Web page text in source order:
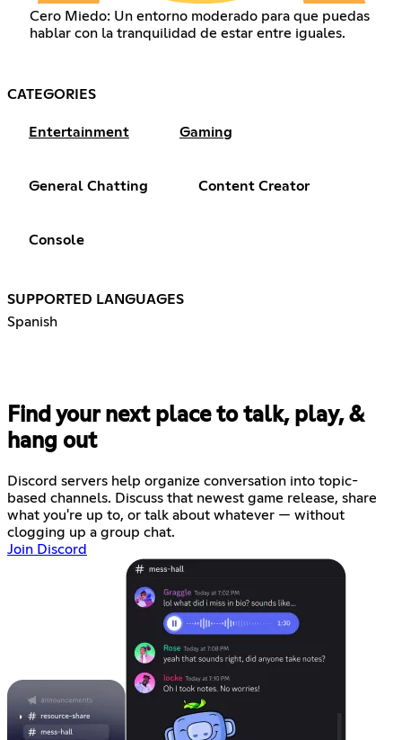
Cero Miedo: Un entorno moderado para que puedas
hablar con la tranquilidad de estar entre iguales.
CATEGORIES
Entertainment Gaming
General Chatting Content Creator
Console
SUPPORTED LANGUAGES
Spanish
Find your next place to talk, play, &
hang out
Discord servers help organize conversation into topic-
based channels. Discuss that newest game release, share
what you're up to, or talk about whatever — without
clogging up a group chat.
Join Discord